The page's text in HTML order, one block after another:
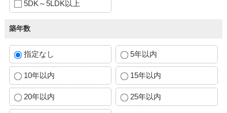
5DK～5LDK以上
築年数
指定なし 5年以内
10年以内 15年以内
20年以内 25年以内